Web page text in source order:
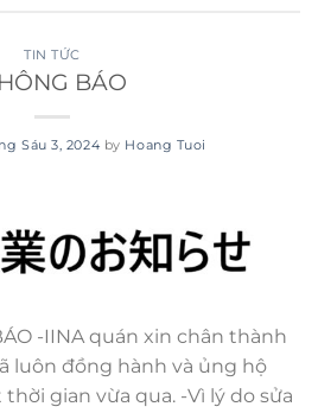
TIN TỨC
BÁO
Sáu 3, 2024 by Hoang Tuoi
quán xin chân thành
luôn đồng hành và ủng hộ
gian vừa qua. -Vì lý do sửa